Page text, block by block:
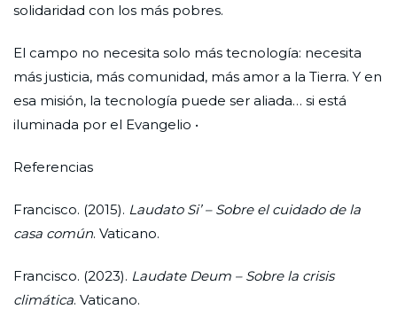
solidaridad con los más pobres.
El campo no necesita solo más tecnología: necesita
más justicia, más comunidad, más amor a la Tierra. Y en
esa misión, la tecnología puede ser aliada… si está
iluminada por el Evangelio •
Referencias
Francisco. (2015). Laudato Si’ – Sobre el cuidado de la
casa común. Vaticano.
Francisco. (2023). Laudate Deum – Sobre la crisis
climática. Vaticano.